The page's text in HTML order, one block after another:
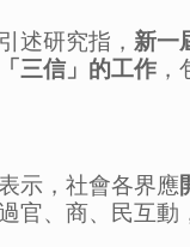
引述研究指， 新一
三信」的工作
示，社會各界應
官、商、民互